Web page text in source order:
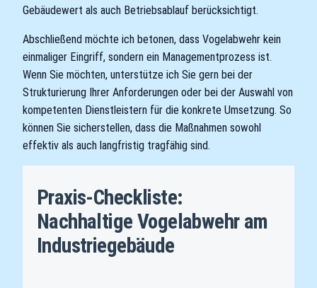
Gebäudewert als auch Betriebsablauf berücksichtigt.
Abschließend möchte ich betonen, dass Vogelabwehr kein
einmaliger Eingriff, sondern ein Managementprozess ist.
Wenn Sie möchten, unterstütze ich Sie gern bei der
Strukturierung Ihrer Anforderungen oder bei der Auswahl von
kompetenten Dienstleistern für die konkrete Umsetzung. So
können Sie sicherstellen, dass die Maßnahmen sowohl
effektiv als auch langfristig tragfähig sind.
Praxis-Checkliste:
Nachhaltige Vogelabwehr am
Industriegebäude